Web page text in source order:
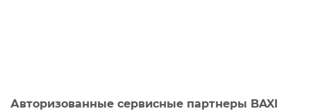
Авторизованные сервисные партнеры BAXI